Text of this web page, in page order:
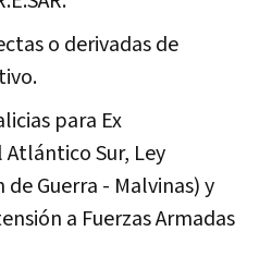
o derivadas de
para Ex
Sur, Ley
de Guerra - Malvinas) y
a Fuerzas Armadas